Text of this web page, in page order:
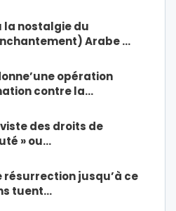
la nostalgie du
Arabe …
opération
contre la…
des droits de
» ou…
résurrection jusqu’à ce
tuent…